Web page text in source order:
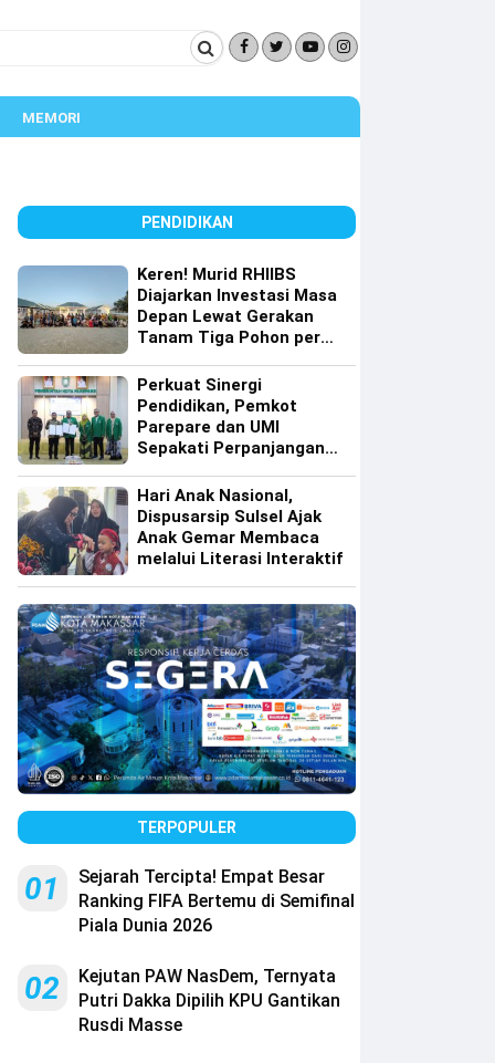
MEMORI
PENDIDIKAN
Keren! Murid RHIIBS
Diajarkan Investasi Masa
Depan Lewat Gerakan
Tanam Tiga Pohon per
Perkuat Sinergi
Pendidikan, Pemkot
Parepare dan UMI
Sepakati Perpanjangan
Perguruan Tinggi
Hari Anak Nasional,
Dispusarsip Sulsel Ajak
Anak Gemar Membaca
melalui Literasi Interaktif
TERPOPULER
01
Sejarah Tercipta! Empat Besar
Ranking FIFA Bertemu di Semifinal
Piala Dunia 2026
02
Kejutan PAW NasDem, Ternyata
Putri Dakka Dipilih KPU Gantikan
Rusdi Masse